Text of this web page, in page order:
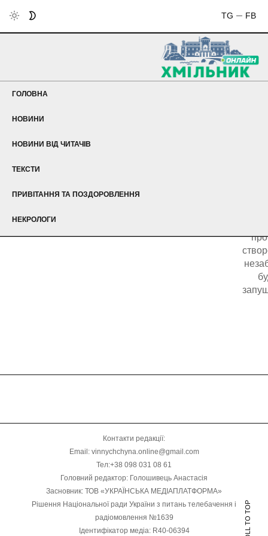
FB
TG
ГОЛОВНА
НОВИНИ
НОВИНИ ВІД ЧИТАЧІВ
ТЕКСТИ
ПРИВІТАННЯ ТА ПОЗДОРОВЛЕННЯ
НЕКРОЛОГИ
Контакти редакції:
Email: vinnychchyna.online@gmail.com
Тел:+38 098 031 08 61
Головний редактор: Голошивець Анастасія
Засновник: ТОВ «УКРАЇНСЬКА МЕДІАПЛАТФОРМА»
Рішення Національної ради України з питань телебачення і
радіомовлення №1639
Ідентифікатор медіа: R40-06394